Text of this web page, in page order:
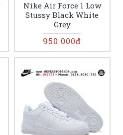
Nike Air Force 1 Low
Stussy Black White
Grey
950.000đ